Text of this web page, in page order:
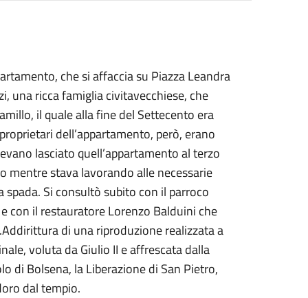
che si affaccia su Piazza Leandra
una ricca famiglia civitavecchiese, che
il quale alla fine del Settecento era
dell’appartamento, però, erano
lasciato quell’appartamento al terzo
mentre stava lavorando alle necessarie
Si consultò subito con il parroco
con il restauratore Lorenzo Balduini che
di una riproduzione realizzata a
voluta da Giulio II e affrescata dalla
di Bolsena, la Liberazione di San Pietro,
dal tempio.